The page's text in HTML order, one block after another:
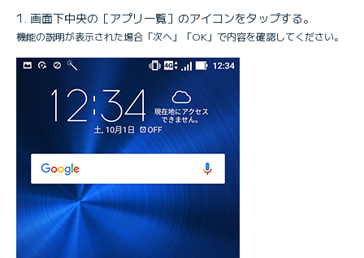
画面下中央の［アプリ一覧］のアイコンをタップする。
機能の説明が表示された場合「次へ」「OK」で内容を確認してください。